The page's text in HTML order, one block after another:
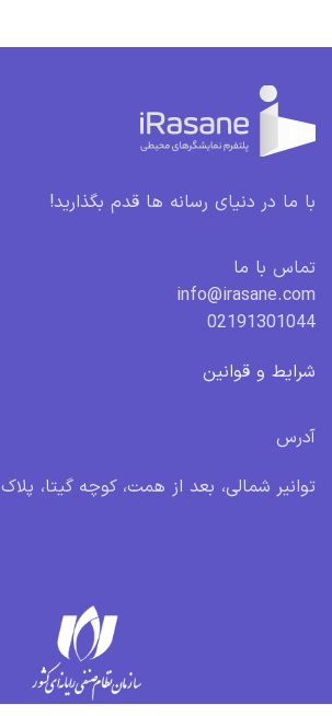
با ما در دنیای رسانه ها قدم بگذارید!
تماس با ما
info@irasane.com
02191301044
شرایط و قوانین
آدرس
توانیر شمالی، بعد از همت، کوچه گیتا، پلاک 5، واحد 1